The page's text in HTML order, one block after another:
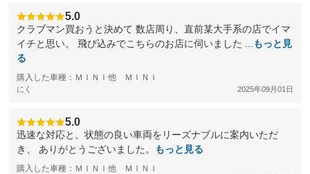
5.0
クラブマン買おうと決めて 数店周り、直前某大手系の店でイマ
イチと思い。 飛び込みでこちらのお店に伺いました ...
もっと見
る
購入した車種：ＭＩＮＩ他 ＭＩＮＩ
にく 2025年09月01日
5.0
迅速な対応と、状態の良い車両をリーズナブルに案内いただ
き、 ありがとうございました。
もっと見る
購入した車種：ＭＩＮＩ他 ＭＩＮＩ